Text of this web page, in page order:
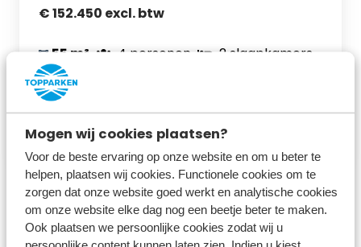
Mogen wij cookies plaatsen?
Voor de beste ervaring op onze website en om u beter te
helpen, plaatsen wij cookies. Functionele cookies om te
zorgen dat onze website goed werkt en analytische cookies
om onze website elke dag nog een beetje beter te maken.
Ook plaatsen we persoonlijke cookies zodat wij u
€ 152.450 excl. btw
55 m² 4 personen
2 slaapkamers
1 badkamer
Bekijk meer
Bekijk meer